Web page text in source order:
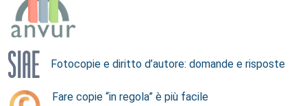
Fotocopie e diritto d’autore: domande e risposte
Fare copie “in regola” è più facile